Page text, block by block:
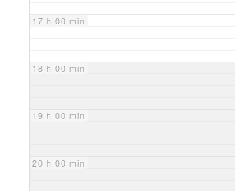
17 h 00 min
18 h 00 min
19 h 00 min
20 h 00 min